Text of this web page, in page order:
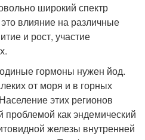
широкий спектр
влияние на различные
и рост, участие
гормоны нужен йод.
от моря и в горных
этих регионов
проблемой как эндемический
железы внутренней